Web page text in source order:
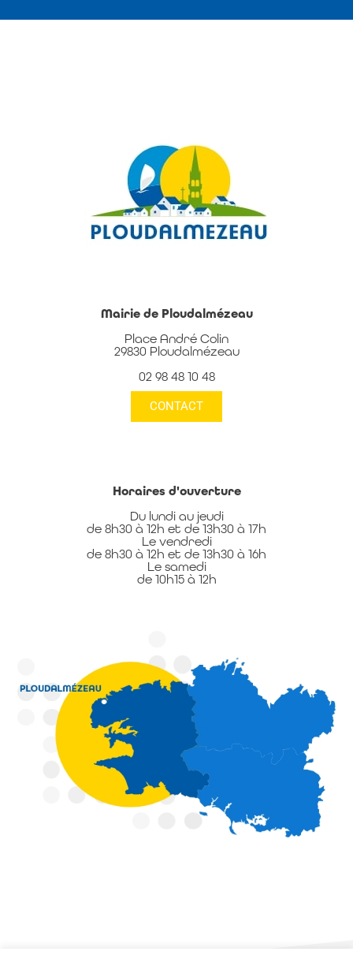
Mairie de Ploudalmézeau
Place André Colin
29830 Ploudalmézeau
02 98 48 10 48
CONTACT
Horaires d'ouverture
Du lundi au jeudi
de 8h30 à 12h et de 13h30 à 17h
Le vendredi
de 8h30 à 12h et de 13h30 à 16h
Le samedi
de 10h15 à 12h